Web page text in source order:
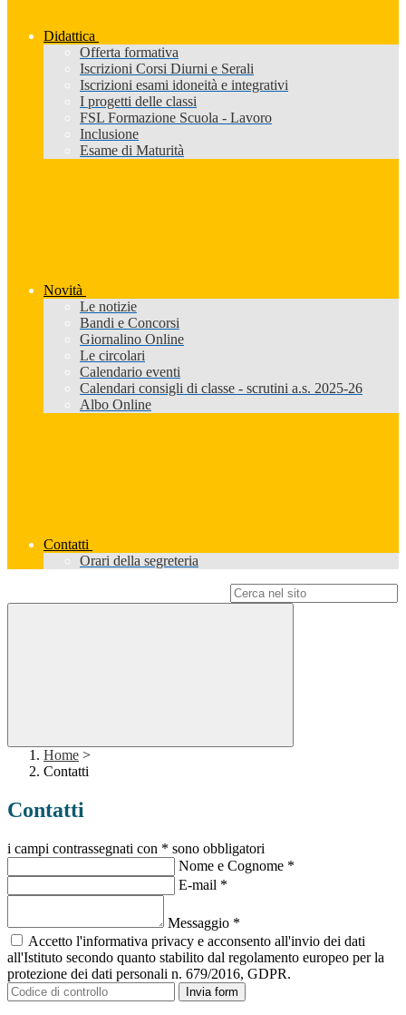
Didattica
Offerta formativa
Iscrizioni Corsi Diurni e Serali
Iscrizioni esami idoneità e integrativi
I progetti delle classi
FSL Formazione Scuola - Lavoro
Inclusione
Esame di Maturità
Novità
Le notizie
Bandi e Concorsi
Giornalino Online
Le circolari
Calendario eventi
Calendari consigli di classe - scrutini a.s. 2025-26
Albo Online
Contatti
Orari della segreteria
Home >
Contatti
Contatti
i campi contrassegnati con * sono obbligatori
Nome e Cognome *
E-mail *
Messaggio *
Accetto l'informativa privacy e acconsento all'invio dei dati
all'Istituto secondo quanto stabilito dal regolamento europeo per la
protezione dei dati personali n. 679/2016, GDPR.
Invia form